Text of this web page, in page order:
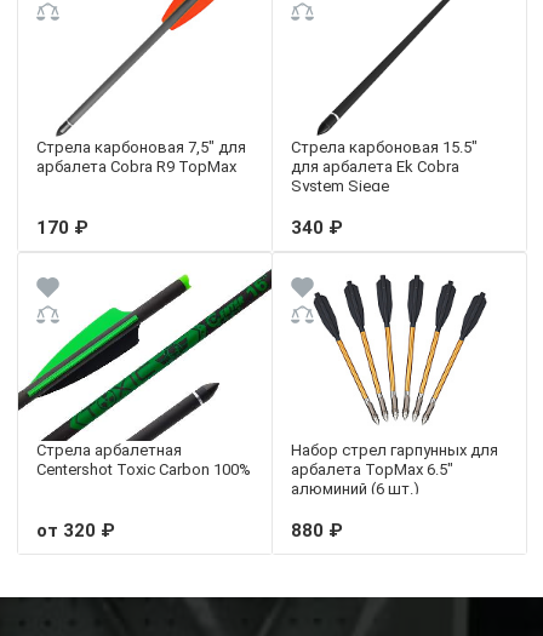
Стрела карбоновая 7,5" для
арбалета Cobra R9 TopMax
170 ₽
Стрела карбоновая 15.5"
для арбалета Ek Cobra
System Siege
340 ₽
Стрела арбалетная
Centershot Toxic Carbon 100%
от 320 ₽
Набор стрел гарпунных для
арбалета TopMax 6.5"
алюминий (6 шт.)
880 ₽